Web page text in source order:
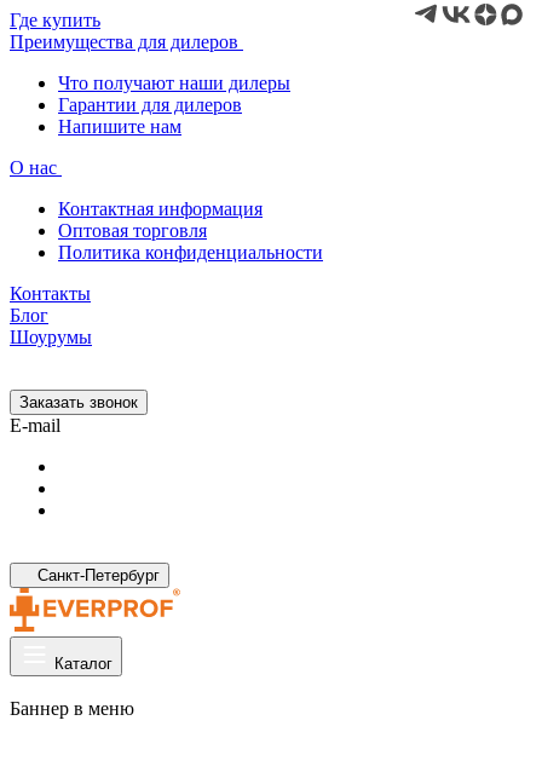
Где купить
Преимущества для дилеров
Что получают наши дилеры
Гарантии для дилеров
Напишите нам
О нас
Контактная информация
Оптовая торговля
Политика конфиденциальности
Контакты
Блог
Шоурумы
Заказать звонок
E-mail
Санкт-Петербург
Каталог
Баннер в меню